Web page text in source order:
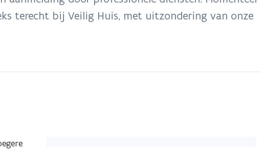
terecht bij Veilig Huis, met uitzondering van onze